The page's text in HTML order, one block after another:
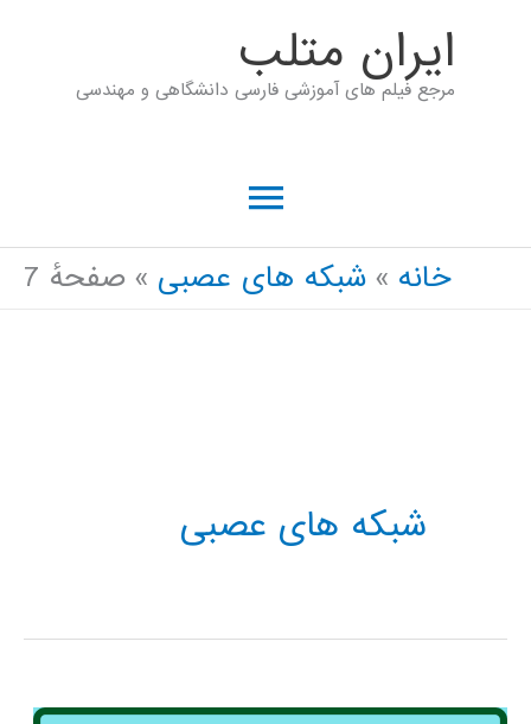
ايران متلب
مرجع فیلم های آموزشی فارسی دانشگاهی و مهندسی
فهرست
اصلی
خانه شبکه های عصبی صفحهٔ 7
شبکه های عصبی